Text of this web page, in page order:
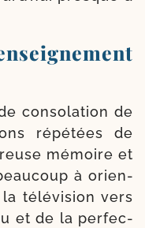
conso­la­tion de
répé­tées de
mémoire et
à orien­
télé­vi­sion vers
et de la per­fec­